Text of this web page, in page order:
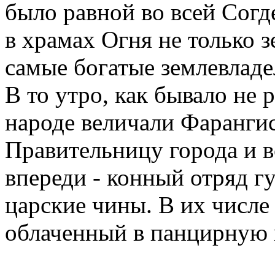
было равной во всей
в храмах Огня не только
самые богатые
В то утро, как бывало не
народе величали
Правительницу города и
впереди - конный отряд
царские чины. В их
облаченный в панцирную